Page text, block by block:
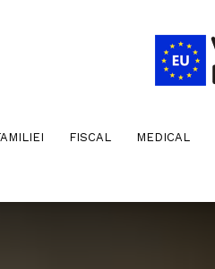
FISCAL MEDICAL